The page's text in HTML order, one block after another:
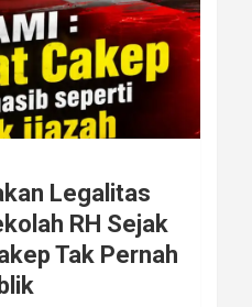
Legalitas
RH Sejak
Tak Pernah